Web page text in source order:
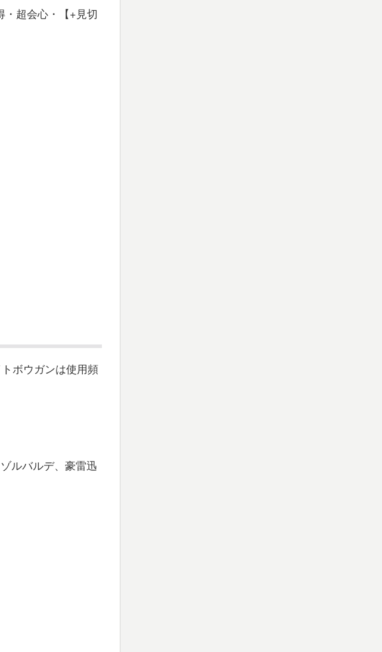
超会心・【+見切
ボウガンは使用頻
ルバルデ、豪雷迅